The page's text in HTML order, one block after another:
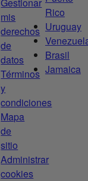
mis
derechos
de
datos
Términos
y
condiciones
Mapa
de
sitio
Administrar
cookies
Rico
Uruguay
Brasil
Jamaica